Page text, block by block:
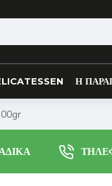
Η